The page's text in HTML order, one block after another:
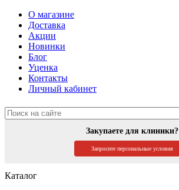
О магазине
Доставка
Акции
Новинки
Блог
Уценка
Контакты
Личный кабинет
Закупаете для клиники?
Запросите персональные условия
Каталог